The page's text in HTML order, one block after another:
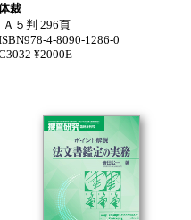
裁
Ａ５判 296頁
4-8090-1286-0
¥2000E